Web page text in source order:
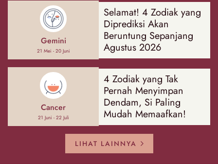
Gemini
21 Mei - 20 Juni
Selamat! 4 Zodiak yang
Diprediksi Akan
Beruntung Sepanjang
Agustus 2026
Cancer
21 Juni - 22 Juli
4 Zodiak yang Tak
Pernah Menyimpan
Dendam, Si Paling
Mudah Memaafkan!
LIHAT LAINNYA